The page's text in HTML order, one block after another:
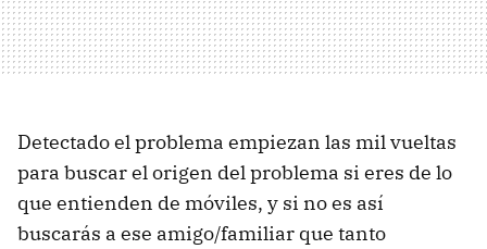
Detectado el problema empiezan las mil vueltas
para buscar el origen del problema si eres de lo
que entienden de móviles, y si no es así
buscarás a ese amigo/familiar que tanto